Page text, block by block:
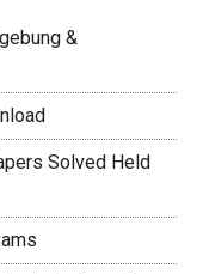
&
Solved Held